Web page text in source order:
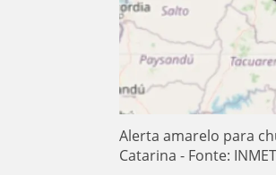
Alerta amarelo para
Catarina - Fonte: INMET